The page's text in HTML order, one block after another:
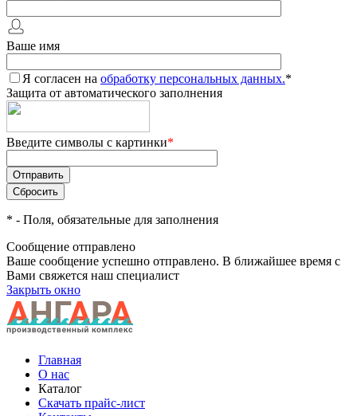
Ваше имя
Я согласен на обработку персональных данных.*
Защита от автоматического заполнения
Введите символы с картинки*
* - Поля, обязательные для заполнения
Сообщение отправлено
Ваше сообщение успешно отправлено. В ближайшее время с
Вами свяжется наш специалист
Закрыть окно
Главная
О нас
Каталог
Скачать прайс-лист